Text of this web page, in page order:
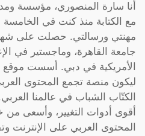
أنا سارة المنصوري، مؤسسة
مع الكتابة منذ كنت في
مهنتي ورسالتي. حصلت على
جامعة القاهرة، وماجستير في
الأمريكية في دبي. أسست
ليكون منصة تجمع المحتوى
الكتّاب الشباب في عالمنا
أقوى أدوات التغيير، وأسعى من
المحتوى العربي على